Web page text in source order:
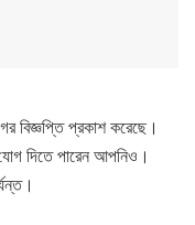
বিজ্ঞপ্তি প্রকাশ করেছে।
দিতে পারেন আপনিও।